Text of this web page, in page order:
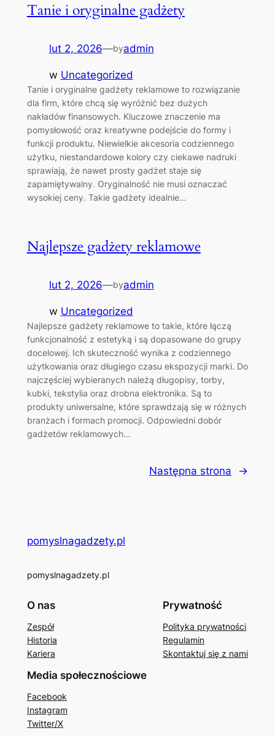
Tanie i oryginalne gadżety
lut 2, 2026—byadmin
w Uncategorized
Tanie i oryginalne gadżety reklamowe to rozwiązanie
dla firm, które chcą się wyróżnić bez dużych
nakładów finansowych. Kluczowe znaczenie ma
pomysłowość oraz kreatywne podejście do formy i
funkcji produktu. Niewielkie akcesoria codziennego
użytku, niestandardowe kolory czy ciekawe nadruki
sprawiają, że nawet prosty gadżet staje się
zapamiętywalny. Oryginalność nie musi oznaczać
wysokiej ceny. Takie gadżety idealnie…
Najlepsze gadżety reklamowe
lut 2, 2026—byadmin
w Uncategorized
Najlepsze gadżety reklamowe to takie, które łączą
funkcjonalność z estetyką i są dopasowane do grupy
docelowej. Ich skuteczność wynika z codziennego
użytkowania oraz długiego czasu ekspozycji marki. Do
najczęściej wybieranych należą długopisy, torby,
kubki, tekstylia oraz drobna elektronika. Są to
produkty uniwersalne, które sprawdzają się w różnych
branżach i formach promocji. Odpowiedni dobór
gadżetów reklamowych…
Następna strona →
pomyslnagadzety.pl
pomyslnagadzety.pl
O nas
Zespół
Historia
Kariera
Prywatność
Polityka prywatności
Regulamin
Skontaktuj się z nami
Media społecznościowe
Facebook
Instagram
Twitter/X